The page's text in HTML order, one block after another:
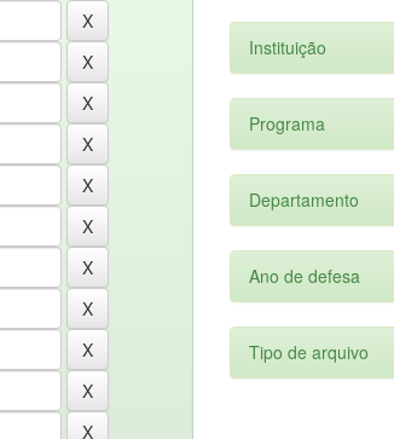
Instituição
Programa
Departamento
Ano de defesa
Tipo de arquivo